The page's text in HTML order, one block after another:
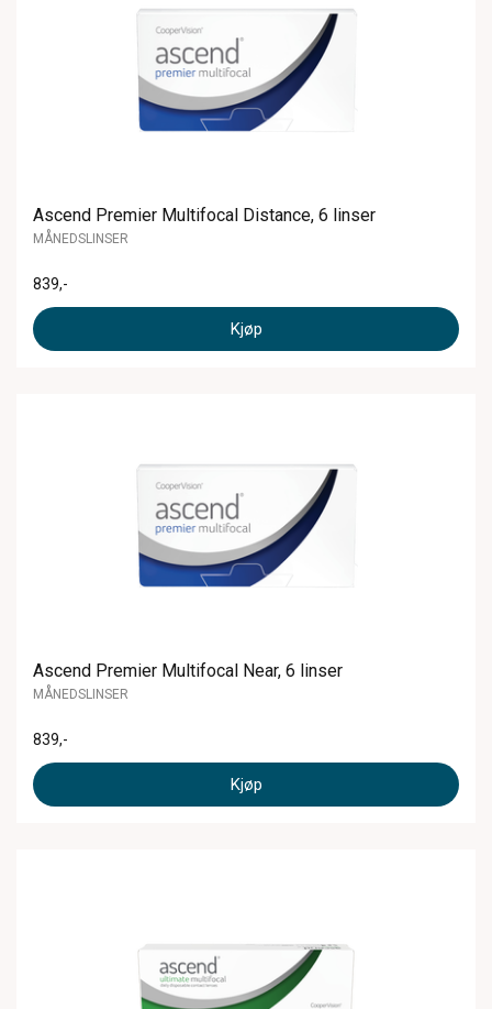
Ascend Premier Multifocal Distance, 6 linser
MÅNEDSLINSER
839,-
Kjøp
Ascend Premier Multifocal Near, 6 linser
MÅNEDSLINSER
839,-
Kjøp